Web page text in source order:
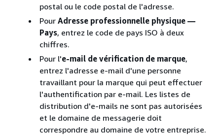
postal ou le code postal de l'adresse.
Pour Adresse professionnelle physique —
Pays, entrez le code de pays ISO à deux
chiffres.
Pour l'e-mail de vérification de marque,
entrez l'adresse e-mail d'une personne
travaillant pour la marque qui peut effectuer
l'authentification par e-mail. Les listes de
distribution d'e-mails ne sont pas autorisées
et le domaine de messagerie doit
correspondre au domaine de votre entreprise.